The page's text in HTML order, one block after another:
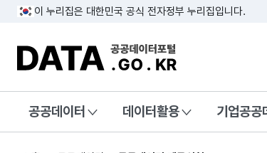
이 누리집은 대한민국 공식 전자정부 누리집입니다.
DATA.GO.KR 공공데이터포털
공공데이터 데이터활용 기업공공